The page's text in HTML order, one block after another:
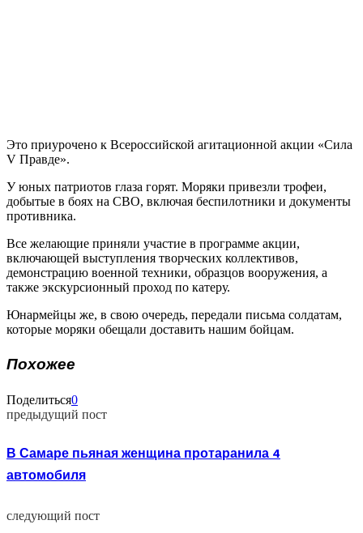
Это приурочено к Всероссийской агитационной акции «Сила
V Правде».
У юных патриотов глаза горят. Моряки привезли трофеи,
добытые в боях на СВО, включая беспилотники и документы
противника.
Все желающие приняли участие в программе акции,
включающей выступления творческих коллективов,
демонстрацию военной техники, образцов вооружения, а
также экскурсионный проход по катеру.
Юнармейцы же, в свою очередь, передали письма солдатам,
которые моряки обещали доставить нашим бойцам.
Похожее
Поделиться0
предыдущий пост
В Самаре пьяная женщина протаранила 4
автомобиля
следующий пост